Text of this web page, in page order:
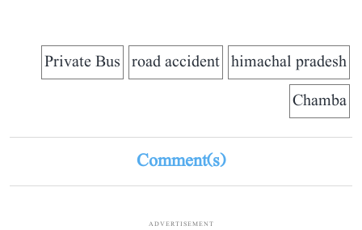
himachal pradesh
road accident
Private Bus
Chamba
Comment(s)
ADVERTISEMENT